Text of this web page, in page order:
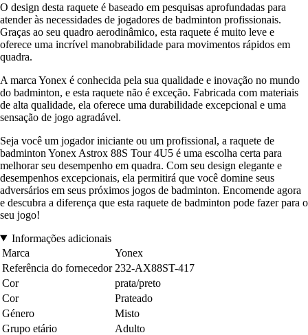
O design desta raquete é baseado em pesquisas aprofundadas para
atender às necessidades de jogadores de badminton profissionais.
Graças ao seu quadro aerodinâmico, esta raquete é muito leve e
oferece uma incrível manobrabilidade para movimentos rápidos em
quadra.
A marca Yonex é conhecida pela sua qualidade e inovação no mundo
do badminton, e esta raquete não é exceção. Fabricada com materiais
de alta qualidade, ela oferece uma durabilidade excepcional e uma
sensação de jogo agradável.
Seja você um jogador iniciante ou um profissional, a raquete de
badminton Yonex Astrox 88S Tour 4U5 é uma escolha certa para
melhorar seu desempenho em quadra. Com seu design elegante e
desempenhos excepcionais, ela permitirá que você domine seus
adversários em seus próximos jogos de badminton. Encomende agora
e descubra a diferença que esta raquete de badminton pode fazer para o
seu jogo!
Informações adicionais
Marca
Yonex
Referência do fornecedor 232-AX88ST-417
Cor
prata/preto
Cor
Prateado
Género
Misto
Grupo etário
Adulto